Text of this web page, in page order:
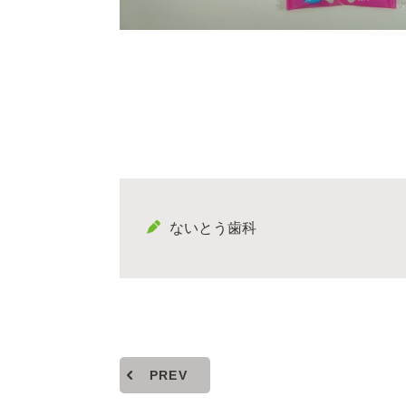
ないとう歯科
PREV